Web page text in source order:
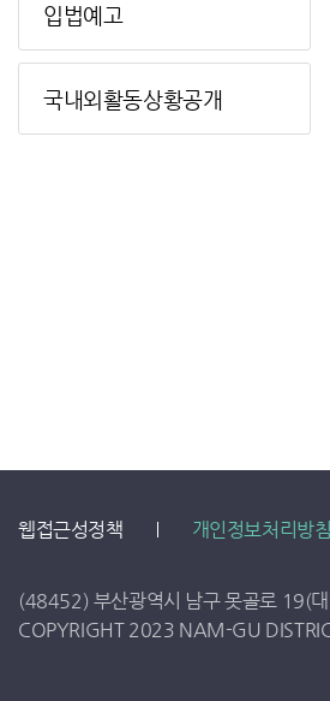
입법예고
국내외활동상황공개
웹접근성정책 개인정보처리방침
(48452) 부산광역시 남구 못골로 19(
COPYRIGHT 2023 NAM-GU